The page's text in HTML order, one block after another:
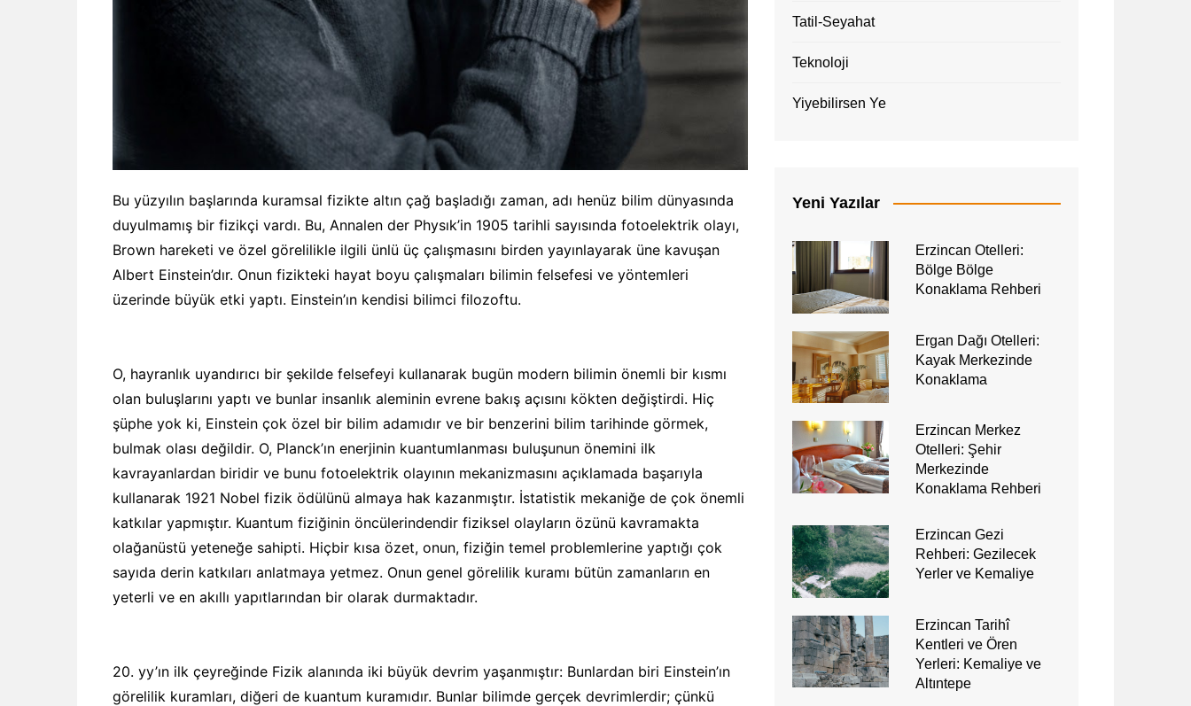
Bu yüzyılın başlarında kuramsal fizikte altın çağ başladığı zaman, adı henüz bilim dünyasında
duyulmamış bir fizikçi vardı. Bu, Annalen der Physık’in 1905 tarihli sayısında fotoelektrik olayı,
Brown hareketi ve özel görelilikle ilgili ünlü üç çalışmasını birden yayınlayarak üne kavuşan
Albert Einstein’dır. Onun fizikteki hayat boyu çalışmaları bilimin felsefesi ve yöntemleri
üzerinde büyük etki yaptı. Einstein’ın kendisi bilimci filozoftu.
O, hayranlık uyandırıcı bir şekilde felsefeyi kullanarak bugün modern bilimin önemli bir kısmı
olan buluşlarını yaptı ve bunlar insanlık aleminin evrene bakış açısını kökten değiştirdi. Hiç
şüphe yok ki, Einstein çok özel bir bilim adamıdır ve bir benzerini bilim tarihinde görmek,
bulmak olası değildir. O, Planck’ın enerjinin kuantumlanması buluşunun önemini ilk
kavrayanlardan biridir ve bunu fotoelektrik olayının mekanizmasını açıklamada başarıyla
kullanarak 1921 Nobel fizik ödülünü almaya hak kazanmıştır. İstatistik mekaniğe de çok önemli
katkılar yapmıştır. Kuantum fiziğinin öncülerindendir fiziksel olayların özünü kavramakta
olağanüstü yeteneğe sahipti. Hiçbir kısa özet, onun, fiziğin temel problemlerine yaptığı çok
sayıda derin katkıları anlatmaya yetmez. Onun genel görelilik kuramı bütün zamanların en
yeterli ve en akıllı yapıtlarından bir olarak durmaktadır.
20. yy’ın ilk çeyreğinde Fizik alanında iki büyük devrim yaşanmıştır: Bunlardan biri Einstein’ın
görelilik kuramları, diğeri de kuantum kuramıdır. Bunlar bilimde gerçek devrimlerdir; çünkü
Tatil-Seyahat
Teknoloji
Yiyebilirsen Ye
Yeni Yazılar
Erzincan Otelleri:
Bölge Bölge
Konaklama Rehberi
Ergan Dağı Otelleri:
Kayak Merkezinde
Konaklama
Erzincan Merkez
Otelleri: Şehir
Merkezinde
Konaklama Rehberi
Erzincan Gezi
Rehberi: Gezilecek
Yerler ve Kemaliye
Erzincan Tarihî
Kentleri ve Ören
Yerleri: Kemaliye ve
Altıntepe